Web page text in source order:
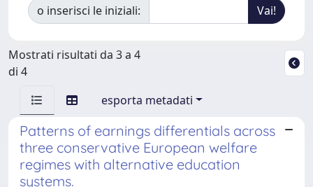
o inserisci le iniziali:
Mostrati risultati da 3 a 4
di 4
esporta metadati
Patterns of earnings differentials across
three conservative European welfare
regimes with alternative education
systems.